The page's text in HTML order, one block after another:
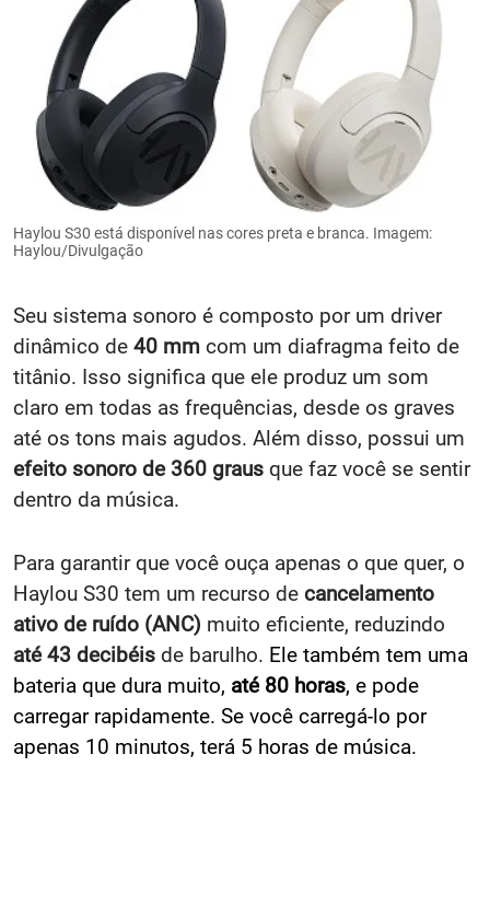
Haylou S30 está disponível nas cores preta e branca. Imagem:
Haylou/Divulgação
Seu sistema sonoro é composto por um driver
dinâmico de 40 mm com um diafragma feito de
titânio. Isso significa que ele produz um som
claro em todas as frequências, desde os graves
até os tons mais agudos. Além disso, possui um
efeito sonoro de 360 graus que faz você se sentir
dentro da música.
Para garantir que você ouça apenas o que quer, o
Haylou S30 tem um recurso de cancelamento
ativo de ruído (ANC) muito eficiente, reduzindo
até 43 decibéis de barulho. Ele também tem uma
bateria que dura muito, até 80 horas, e pode
carregar rapidamente. Se você carregá-lo por
apenas 10 minutos, terá 5 horas de música.